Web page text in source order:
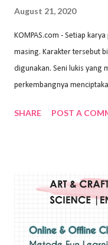
August 21, 2020
KOMPAS.com - Setiap
masing. Karakter tersebut
digunakan. Seni lukis yang
perkembangnya
Wayan Kun Adnyana,
menggunakan bahan
sapuan warna cat yang
pelukis untuk
SHARE POST A